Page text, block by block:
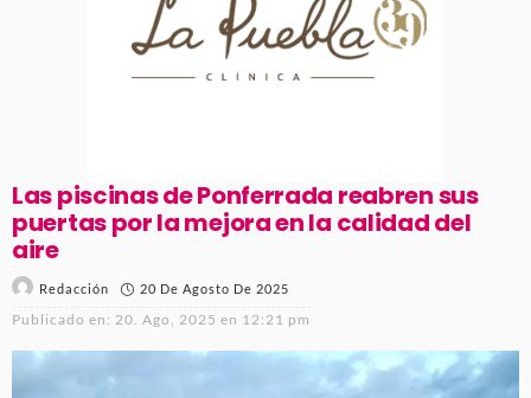
Las piscinas de Ponferrada reabren sus
puertas por la mejora en la calidad del
aire
Redacción 20 De Agosto De 2025
Publicado en: 20. Ago, 2025 en 12:21 pm